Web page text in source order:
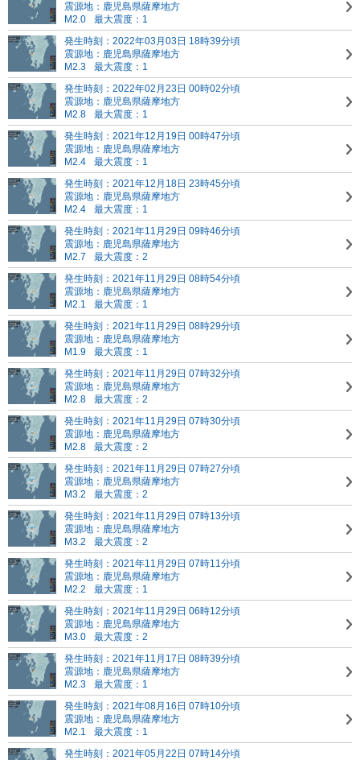
震源地：鹿児島県薩摩地方
M2.0
最大震度：1
発生時刻：2022年03月03日 18時39分頃
震源地：鹿児島県薩摩地方
M2.3
最大震度：1
発生時刻：2022年02月23日 00時02分頃
震源地：鹿児島県薩摩地方
M2.8
最大震度：1
発生時刻：2021年12月19日 00時47分頃
震源地：鹿児島県薩摩地方
M2.4
最大震度：1
発生時刻：2021年12月18日 23時45分頃
震源地：鹿児島県薩摩地方
M2.4
最大震度：1
発生時刻：2021年11月29日 09時46分頃
震源地：鹿児島県薩摩地方
M2.7
最大震度：2
発生時刻：2021年11月29日 08時54分頃
震源地：鹿児島県薩摩地方
M2.1
最大震度：1
発生時刻：2021年11月29日 08時29分頃
震源地：鹿児島県薩摩地方
M1.9
最大震度：1
発生時刻：2021年11月29日 07時32分頃
震源地：鹿児島県薩摩地方
M2.8
最大震度：2
発生時刻：2021年11月29日 07時30分頃
震源地：鹿児島県薩摩地方
M2.8
最大震度：2
発生時刻：2021年11月29日 07時27分頃
震源地：鹿児島県薩摩地方
M3.2
最大震度：2
発生時刻：2021年11月29日 07時13分頃
震源地：鹿児島県薩摩地方
M3.2
最大震度：2
発生時刻：2021年11月29日 07時11分頃
震源地：鹿児島県薩摩地方
M2.2
最大震度：1
発生時刻：2021年11月29日 06時12分頃
震源地：鹿児島県薩摩地方
M3.0
最大震度：2
発生時刻：2021年11月17日 08時39分頃
震源地：鹿児島県薩摩地方
M2.3
最大震度：1
発生時刻：2021年08月16日 07時10分頃
震源地：鹿児島県薩摩地方
M2.1
最大震度：1
発生時刻：2021年05月22日 07時14分頃